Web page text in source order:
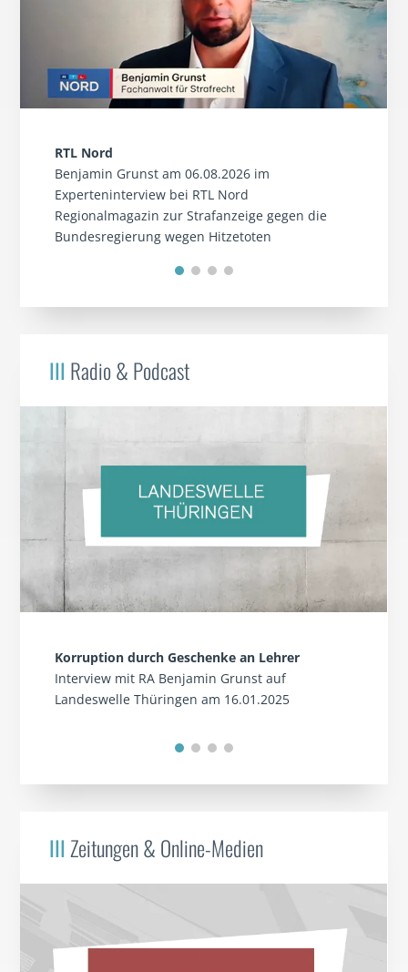
RTL Nord
Benjamin Grunst am 06.08.2026 im
Experteninterview bei RTL Nord
Regionalmagazin zur Strafanzeige gegen die
Bundesregierung wegen Hitzetoten
III Radio & Podcast
Korruption durch Geschenke an Lehrer
Interview mit RA Benjamin Grunst auf
Landeswelle Thüringen am 16.01.2025
IIIZeitungen & Online-Medien